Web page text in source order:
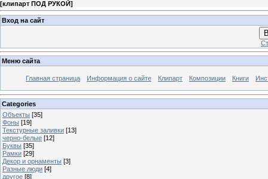
[клипарт ПОД РУКОЙ]
Вход на сайт
Меню сайта
Главная страница Информация о сайте Клипарт Композиции Книги
Categories
Объекты [35]
Фоны [19]
Текстурные заливки [13]
черно-белые [12]
Буквы [35]
Рамки [29]
Декор и орнаменты [3]
Разные люди [4]
другое [8]